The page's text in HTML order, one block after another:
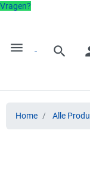
Vragen?
menu search
Home Alle